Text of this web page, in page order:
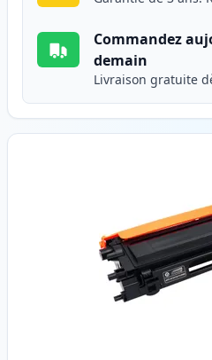
Commandez
demain
Livraison gratuite